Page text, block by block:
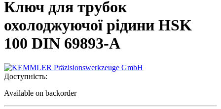
Ключ для трубок
охолоджуючої рідини HSK
100 DIN 69893-А
Доступність:
Available on backorder